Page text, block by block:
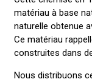
matériau à base
naturelle obtenue
Ce matériau
construites dans
Nous distribuons